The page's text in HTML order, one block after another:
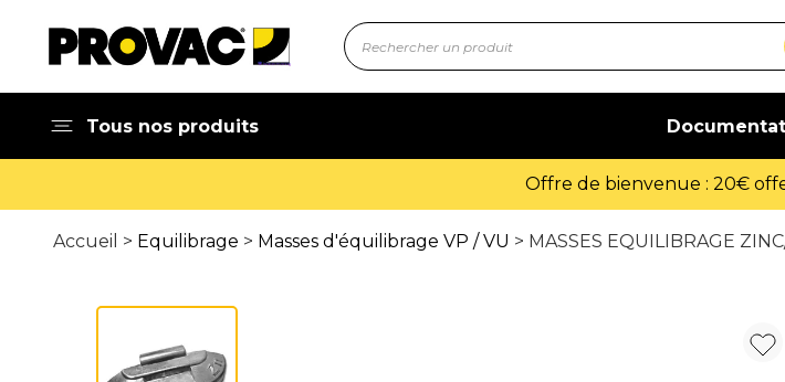
Tous nos produits
Offre de bienvenue : 20€
Accueil > Equilibrage > Masses d'équilibrage VP / VU > MASSES EQUILIBRAGE